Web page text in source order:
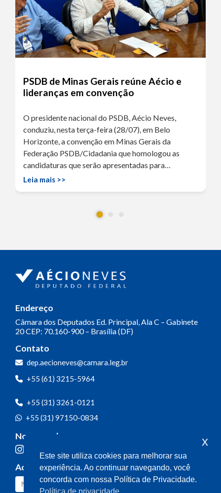
PSDB de Minas Gerais reúne Aécio e
lideranças em convenção
O presidente nacional do PSDB, Aécio Neves,
conduziu, nesta terça-feira (28/07), em Belo
Horizonte, a convenção em Minas Gerais da
Federação PSDB/Cidadania que homologou as
candidaturas que serão apresentadas para…
Leia mais >>
Endereço
Câmara dos Deputados Ed. Principal, Ala C – Gabinete
20CEP: 70.160-900 – Brasília (DF)
Contato
dep.aecioneves@camara.leg.br
+55 (61) 3215-5964
+55 (31) 3261-0121
+55 (31) 97150-0834
Nossas redes
Acompanhe o meu mandato
Este site utiliza cookies para melhorar sua
experiência. Ao continuar navegando, você
concorda com nossa Política de Privacidade.
x